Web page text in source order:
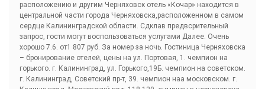
расположению и другим Черняховск отель «Кочар» находится в
центральной части города Черняховска,расположенном в самом
сердце Калининградской области. Сдклав предвсрительный
запрос, гости могут воспользоваться услугами Далее. Очень
хорошо 7.6. от1 807 руб. За номер за ночь. Гостиница Черняховска
– бронирование отелей, цены на ул. Портовая, 1. чемпион на
горького. г. Калининград, ул. Горького,19Б. чемпион на советском.
г. Калининград, Советский пр-т, 39. чемпион наа московском. г.